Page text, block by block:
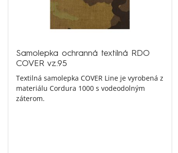
Samolepka ochranná textilná RDO
COVER vz.95
Textilná samolepka COVER Line je vyrobená z
materiálu Cordura 1000 s vodeodolným
záterom.